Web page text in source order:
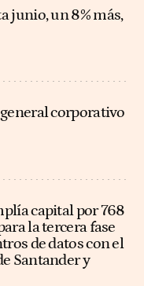
junio, un 8% más,
corporativo
capital por 768
la tercera fase
de datos con el
Santander y